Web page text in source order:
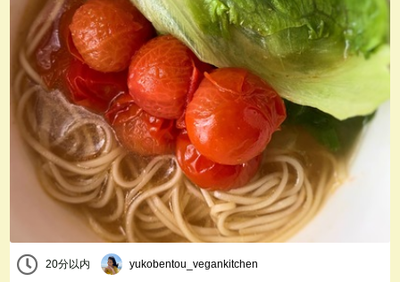
20分以内 yukobentou_vegankitchen